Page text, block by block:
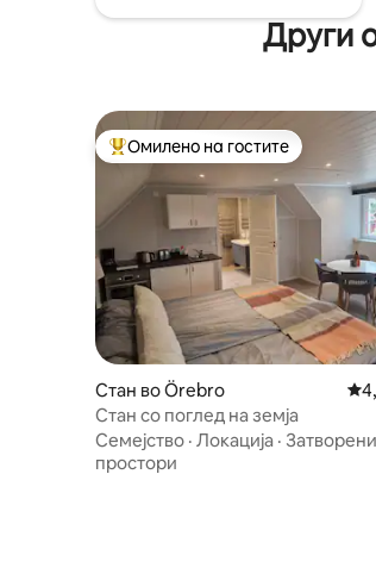
Други
Меѓу најуспешните „Омилени на
Омилено на гостите
Стан во Örebro
Стан со поглед на земја
Семејство · Локација · Затворени
простори